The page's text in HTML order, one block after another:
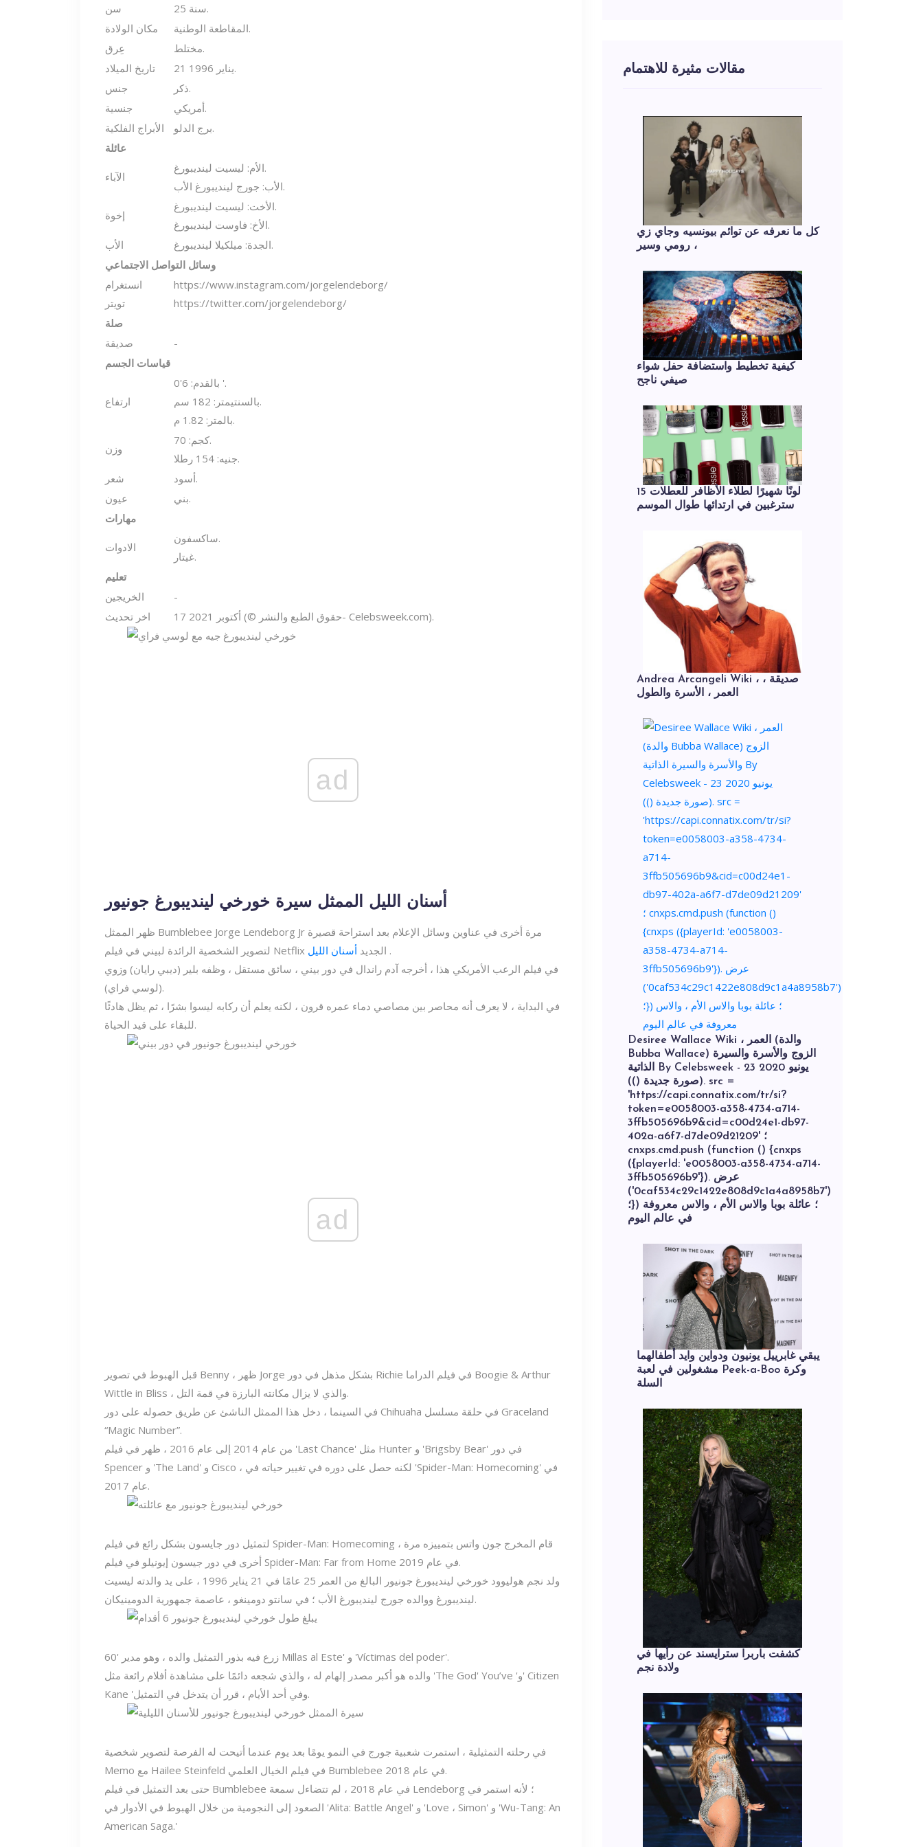
سن
25 سنة.
مكان الولادة
المقاطعة الوطنية.
عِرق
مختلط.
تاريخ الميلاد
21 يناير 1996.
جنس
ذكر.
جنسية
أمريكي.
الأبراج الفلكية
برج الدلو.
عائلة
الآباء
الأم: ليسيت لينديبورغ.
الأب: جورج لينديبورغ الأب.
إخوة
الأخت: ليسيت لينديبورغ.
الأخ: فاوست لينديبورغ.
الأب
الجدة: ميلكيلا لينديبورغ.
وسائل التواصل الاجتماعي
انستغرام
تويتر
https://www.instagram.com/jorgelendeborg/
https://twitter.com/jorgelendeborg/
صلة
صديقة
-
قياسات الجسم
ارتفاع
بالقدم: 6'0 '.
بالسنتيمتر: 182 سم.
بالمتر: 1.82 م.
وزن
كجم: 70.
جنيه: 154 رطلا.
شعر
أسود.
عيون
بني.
مهارات
الادوات
ساكسفون.
غيتار.
تعليم
الخريجين
-
اخر تحديث
17 أكتوبر 2021 (© حقوق الطبع والنشر- Celebsweek.com).
ad
أسنان الليل الممثل سيرة خورخي لينديبورغ جونيور
ظهر الممثل Bumblebee Jorge Lendeborg Jr مرة أخرى في عناوين وسائل الإعلام بعد استراحة قصيرة
لتصوير الشخصية الرائدة لبيني في فيلم Netflix الجديد أسنان الليل
.
في فيلم الرعب الأمريكي هذا ، أخرجه آدم راندال في دور بيني ، سائق مستقل ، وظفه بلير (ديبي رايان) وزوي
(لوسي فراي).
في البداية ، لا يعرف أنه محاصر بين مصاصي دماء عمره قرون ، لكنه يعلم أن ركابه ليسوا بشرًا ، ثم يظل هادئًا
للبقاء على قيد الحياة.
ad
قبل الهبوط في تصوير Benny ، ظهر Jorge بشكل مذهل في دور Richie في فيلم الدراما Boogie & Arthur
Wittle in Bliss ، والذي لا يزال مكانته البارزة في قمة التل.
في السينما ، دخل هذا الممثل الناشئ عن طريق حصوله على دور Chihuaha في حلقة مسلسل Graceland
“Magic Number”.
من عام 2014 إلى عام 2016 ، ظهر في فيلم 'Last Chance' مثل Hunter و 'Brigsby Bear' في دور
Spencer و 'The Land' و Cisco ، لكنه حصل على دوره في تغيير حياته في 'Spider-Man: Homecoming' في
عام 2017.
لتمثيل دور جايسون بشكل رائع في فيلم Spider-Man: Homecoming ، قام المخرج جون واتس بتمييزه مرة
أخرى في دور جيسون إيونيلو في فيلم Spider-Man: Far from Home في عام 2019.
ولد نجم هوليوود خورخي لينديبورغ جونيور البالغ من العمر 25 عامًا في 21 يناير 1996 ، على يد والدته ليسيت
لينديبورغ ووالده جورج لينديبورغ الأب ؛ في سانتو دومينغو ، عاصمة جمهورية الدومينيكان.
زرع فيه بذور التمثيل والده ، وهو مدير '60 Millas al Este' و 'Víctimas del poder'.
والده هو أكبر مصدر إلهام له ، والذي شجعه دائمًا على مشاهدة أفلام رائعة مثل 'The God' You’ve 'و' Citizen
Kane 'وفي أحد الأيام ، قرر أن يتدخل في التمثيل.
في رحلته التمثيلية ، استمرت شعبية جورج في النمو يومًا بعد يوم عندما أتيحت له الفرصة لتصوير شخصية
Memo مع Hailee Steinfeld في فيلم الخيال العلمي Bumblebee في عام 2018.
حتى بعد التمثيل في فيلم Bumblebee في عام 2018 ، لم تتضاءل سمعة Lendeborg ؛ لأنه استمر في
الصعود إلى النجومية من خلال الهبوط في الأدوار في 'Alita: Battle Angel' و 'Love ، Simon' و 'Wu-Tang: An
American Saga.'
مقالات مثيرة للاهتمام
كل ما نعرفه عن توائم بيونسيه وجاي زي
، رومي وسير
كيفية تخطيط واستضافة حفل شواء
صيفي ناجح
15 لونًا شهيرًا لطلاء الأظافر للعطلات
سترغبين في ارتدائها طوال الموسم
Andrea Arcangeli Wiki ، صديقة ،
العمر ، الأسرة والطول
Desiree Wallace Wiki ، العمر (والدة
Bubba Wallace) الزوج والأسرة والسيرة
الذاتية By Celebsweek - 23 يونيو 2020
(صورة جديدة ()). src =
'https://capi.connatix.com/tr/si?
token=e0058003-a358-4734-a714-
3ffb505696b9&cid=c00d24e1-db97-
402a-a6f7-d7de09d21209' ؛
cnxps.cmd.push (function () {cnxps
({playerId: 'e0058003-a358-4734-a714-
3ffb505696b9'}). عرض
('0caf534c29c1422e808d9c1a4a8958b7')
؛}) ؛ عائلة بوبا والاس الأم ، والاس معروفة
في عالم اليوم
يبقي غابرييل يونيون ودواين وايد أطفالهما
مشغولين في لعبة Peek-a-Boo وكرة
السلة
كشفت باربرا سترايسند عن رأيها في
ولادة نجم